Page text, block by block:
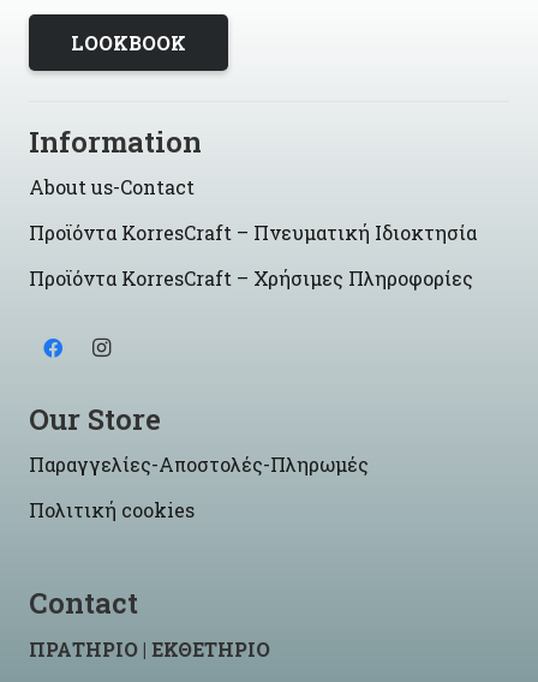
LOOKBOOK
Information
About us-Contact
Προϊόντα KorresCraft – Πνευματική Ιδιοκτησία
Προϊόντα KorresCraft – Χρήσιμες Πληροφορίες
Our Store
Παραγγελίες-Αποστολές-Πληρωμές
Πολιτική cookies
Contact
ΠΡΑΤΗΡΙΟ | ΕΚΘΕΤΗΡΙΟ